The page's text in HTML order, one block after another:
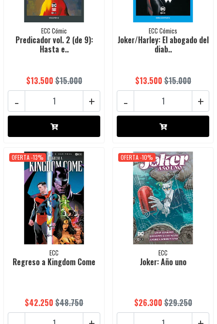
ECC Cómic
Predicador vol. 2 (de 9):
Hasta e..
$13.500$15.000
+
-
ECC Cómics
Joker/Harley: El abogado del
diab..
$13.500$15.000
+
-
OFERTA -13%
ECC
Regreso a Kingdom Come
$42.250 $48.750
OFERTA -10%
ECC
Joker: Año uno
$26.300$29.250